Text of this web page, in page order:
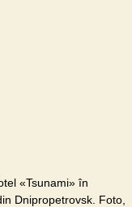
«Tsunami» în
Dnipropetrovsk. Foto,